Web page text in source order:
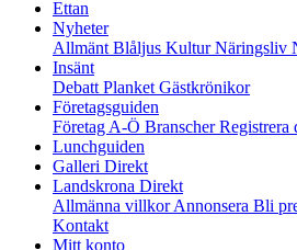
Ettan
Nyheter
Allmänt Blåljus KulturNäringsliv
Insänt
Debatt Planket Gästkrönikor
Företagsguiden
Företag A-Ö BranscherRegistrera
Lunchguiden
Galleri Direkt
Landskrona Direkt
Allmänna villkorAnnonsera Bli
Kontakt
Mitt konto